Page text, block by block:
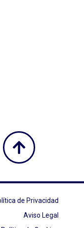
de Privacidad
Aviso Legal